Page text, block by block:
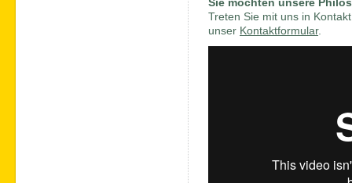
Sie möchten unsere
Treten Sie mit uns in
unser Kontaktformular.